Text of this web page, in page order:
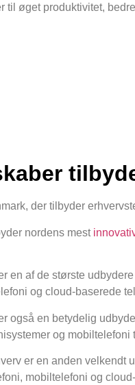
til øget produktivitet,
der tilbyder
nordens mest
en af de største
og cloud-baserede
også en betydelig
og
er en anden
mobiltelefoni og